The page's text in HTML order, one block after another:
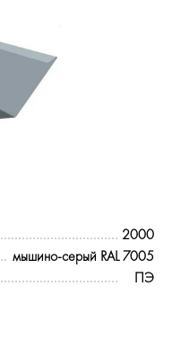
2000
мышино-серый RAL 7005
ПЭ